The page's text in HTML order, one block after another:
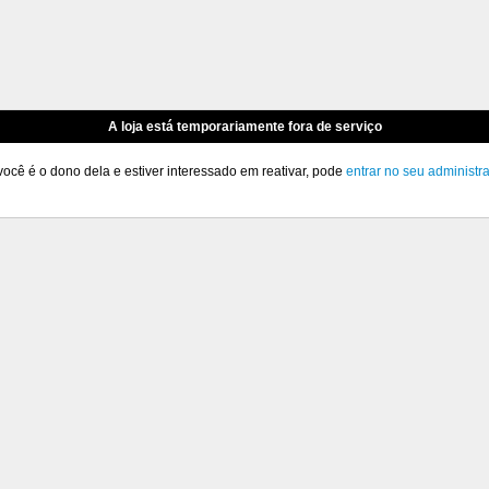
A loja está temporariamente fora de serviço
é o dono dela e estiver interessado em reativar, pode entrar no seu